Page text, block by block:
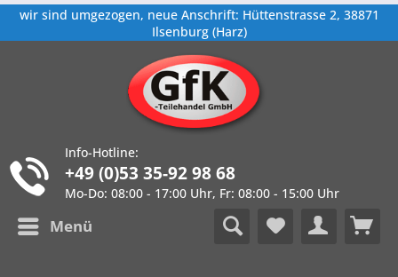
wir sind umgezogen, neue Anschrift: Hüttenstrasse 2, 38871
Ilsenburg (Harz)
Info-Hotline:
+49 (0)53 35-92 98 68
Mo-Do: 08:00 - 17:00 Uhr, Fr: 08:00 - 15:00 Uhr
Menü